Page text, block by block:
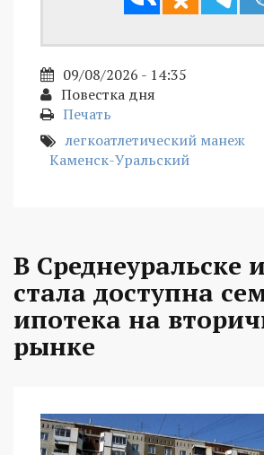
09/08/2026 - 14:35
Повестка дня
Печать
легкоатлетический манеж
Каменск-Уральский
В Среднеуральске
стала доступна
ипотека на
рынке